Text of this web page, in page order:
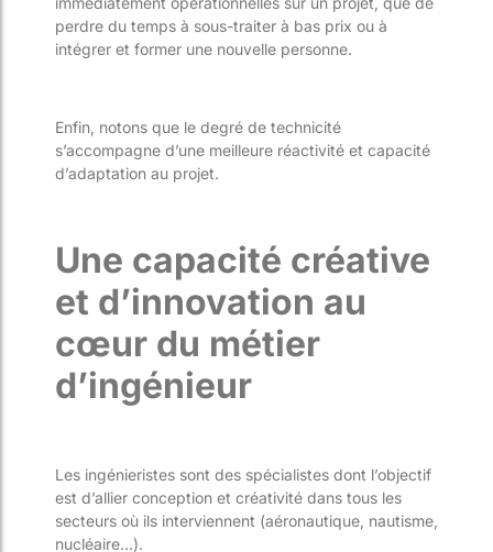
perdre du temps à sous-traiter à bas prix ou à
intégrer et former une nouvelle personne.
Enfin, notons que le degré de technicité
s’accompagne d’une meilleure réactivité et capacité
d’adaptation au projet.
Une capacité créative
et d’innovation au
cœur du métier
d’ingénieur
Les ingénieristes sont des spécialistes dont l’objectif
est d’allier conception et créativité dans tous les
secteurs où ils interviennent (aéronautique, nautisme,
nucléaire…).